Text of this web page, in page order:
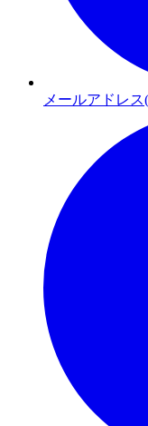
メールアドレ